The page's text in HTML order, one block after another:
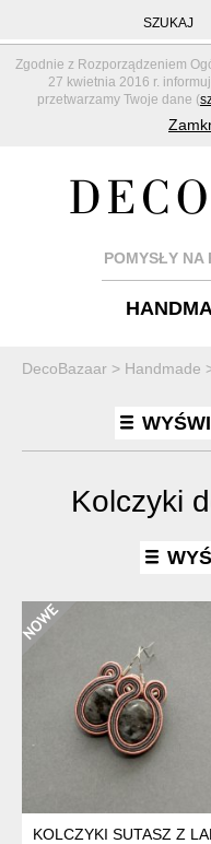
Zgodnie z Rozporządzeniem
27 kwietnia 2016 r.
przetwarzamy Twoje dane (
SZUKAJ
POMYSŁY NA
DecoBazaar > Handmade
Kolczyki
KOLCZYKI SUTASZ Z